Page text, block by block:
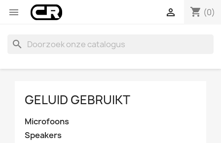
 shopping_cart (0)

search
GELUID GEBRUIKT
Microfoons
Speakers